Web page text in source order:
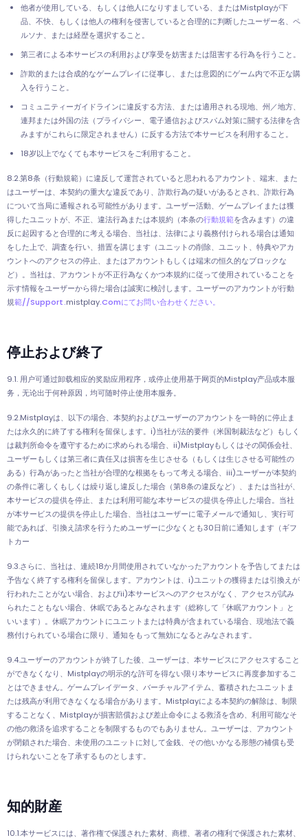
他者が使用している、もしくは他人になりすましている、またはMistplayが下
品、不快、もしくは他人の権利を侵害していると合理的に判断したユーザー名、ペ
ルソナ、または経歴を選択すること。
第三者による本サービスの利用および享受を妨害または阻害する行為を行うこと。
詐欺的または合成的なゲームプレイに従事し、または意図的にゲーム内で不正な購
入を行うこと。
コミュニティーガイドラインに違反する方法、または適用される現地、州／地方、
連邦または外国の法（プライバシー、電子通信およびスパム対策に關する法律を含
みますがこれらに限定されません）に反する方法で本サービスを利用すること。
18岁以上でなくても本サービスをご利用すること。
8.2.第8条（行動規範）に違反して運営されていると思われるアカウント、端末、また
はユーザーは、本契約の重大な違反であり、詐欺行為の疑いがあるとされ、詐欺行為
について当局に通報される可能性があります。ユーザー活動、ゲームプレイまたは獲
得したユニットが、不正、違法行為または本規約（本条の行動規範を含みます）の違
反に起因すると合理的に考える場合、当社は、法律により義務付けられる場合は通知
をした上で、調査を行い、措置を講じます（ユニットの削除、ユニット、特典やアカ
ウントへのアクセスの停止、またはアカウントもしくは端末の恒久的なブロックな
ど）。当社は、アカウントが不正行為なくかつ本規約に従って使用されていることを
示す情報をユーザーから得た場合は誠実に検討します。ユーザーのアカウントが行動
規範//support.mistplay.comにてお問い合わせください。
停止および終了
9.1. 用户可通过卸载相应的奖励应用程序，或停止使用基于网页的Mistplay产品或本服
务，无论出于何种原因，均可随时停止使用本服务。
9.2.Mistplayは、以下の場合、本契約およびユーザーのアカウントを一時的に停止ま
たは永久的に終了する権利を留保します。i)当社が法的要件（米国制裁法など）もしく
は裁判所命令を遵守するために求められる場合、ii)Mistplayもしくはその関係会社、
ユーザーもしくは第三者に責任又は損害を生じさせる（もしくは生じさせる可能性の
ある）行為があったと当社が合理的な根拠をもって考える場合、iii)ユーザーが本契約
の条件に著しくもしくは繰り返し違反した場合（第8条の違反など）、または当社が、
本サービスの提供を停止、または利用可能な本サービスの提供を停止した場合。当社
が本サービスの提供を停止した場合、当社はユーザーに電子メールで通知し、実行可
能であれば、引換え請求を行うためユーザーに少なくとも30日前に通知します（ギフ
トカー
9.3.さらに、当社は、連続18か月間使用されていなかったアカウントを予告してまたは
予告なく終了する権利を留保します。アカウントは、i)ユニットの獲得または引換えが
行われたことがない場合、およびii)本サービスへのアクセスがなく、アクセスが試み
られたこともない場合、休眠であるとみなされます（総称して「休眠アカウント」と
いいます）。休眠アカウントにユニットまたは特典が含まれている場合、現地法で義
務付けられている場合に限り、通知をもって無効になるとみなされます。
9.4.ユーザーのアカウントが終了した後、ユーザーは、本サービスにアクセスすること
ができなくなり、Mistplayの明示的な許可を得ない限り本サービスに再度参加するこ
とはできません。ゲームプレイデータ、バーチャルアイテム、蓄積されたユニットま
たは残高が利用できなくなる場合があります。Mistplayによる本契約の解除は、制限
することなく、Mistplayが損害賠償および差止命令による救済を含め、利用可能なそ
の他の救済を追求することを制限するものでもありません。ユーザーは、アカウント
が閉鎖された場合、未使用のユニットに対して金銭、その他いかなる形態の補償も受
けられないことを了承するものとします。
知的財産
10.1.本サービスには、著作権で保護された素材、商標、著者の権利で保護された素材、